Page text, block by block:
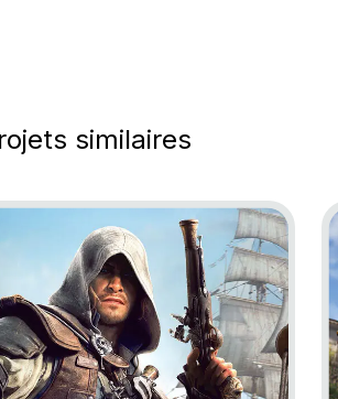
similaires
Creed Black Flag Resynced